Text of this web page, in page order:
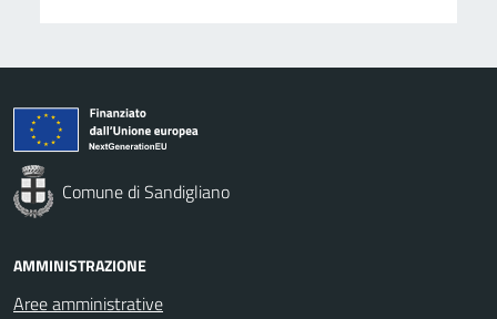
Comune di Sandigliano
AMMINISTRAZIONE
Aree amministrative